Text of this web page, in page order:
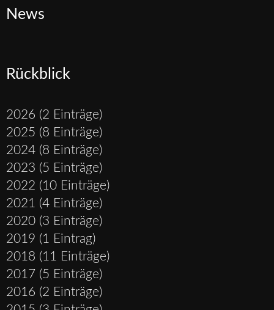
News
Rückblick
2026 (2 Einträge)
2025 (8 Einträge)
2024 (8 Einträge)
2023 (5 Einträge)
2022 (10 Einträge)
2021 (4 Einträge)
2020 (3 Einträge)
2019 (1 Eintrag)
2018 (11 Einträge)
2017 (5 Einträge)
2016 (2 Einträge)